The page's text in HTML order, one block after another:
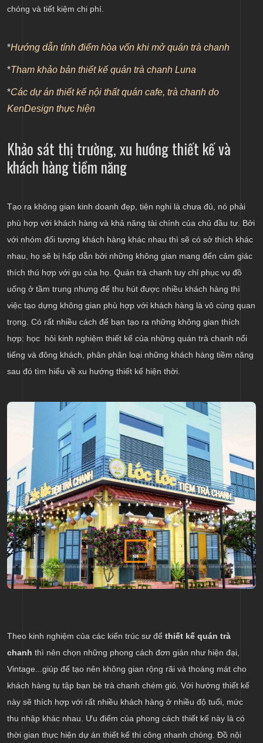
chóng và tiết kiệm chi phí.
*Hướng dẫn tính điểm hòa vốn khi mở quán trà chanh
*Tham khảo bản thiết kế quán trà chanh Luna
*Các dự án thiết kế nội thất quán cafe, trà chanh do
KenDesign thực hiện
Khảo sát thị trường, xu hướng thiết kế và
khách hàng tiềm năng
Tạo ra không gian kinh doanh đẹp, tiện nghi là chưa đủ, nó phải
phù hợp với khách hàng và khả năng tài chính của chủ đầu tư. Bởi
với nhóm đối tượng khách hàng khác nhau thì sẽ có sở thích khác
nhau, họ sẽ bị hấp dẫn bởi những không gian mang đến cảm giác
thích thú hợp với gu của họ. Quán trà chanh tuy chỉ phục vụ đồ
uống ở tầm trung nhưng để thu hút được nhiều khách hàng thì
việc tạo dựng không gian phù hợp với khách hàng là vô cùng quan
trọng. Có rất nhiều cách để bạn tạo ra những không gian thích
hợp: học hỏi kinh nghiệm thiết kế của những quán trà chanh nổi
tiếng và đông khách, phân phân loại những khách hàng tiềm năng
sau đó tìm hiểu về xu hướng thiết kế hiện thời.
Theo kinh nghiệm của các kiến trúc sư để thiết kế quán trà
chanh thì nên chọn những phong cách đơn giản như hiện đại,
Vintage...giúp để tạo nên không gian rộng rãi và thoáng mát cho
khách hàng tụ tập bạn bè trà chanh chém gió. Với hướng thiết kế
này sẽ thích hợp với rất nhiều khách hàng ở nhiều độ tuổi, mức
thu nhập khác nhau. Ưu điểm của phong cách thiết kế này là có
thời gian thực hiện dự án thiết kế thi công nhanh chóng. Đồ nội